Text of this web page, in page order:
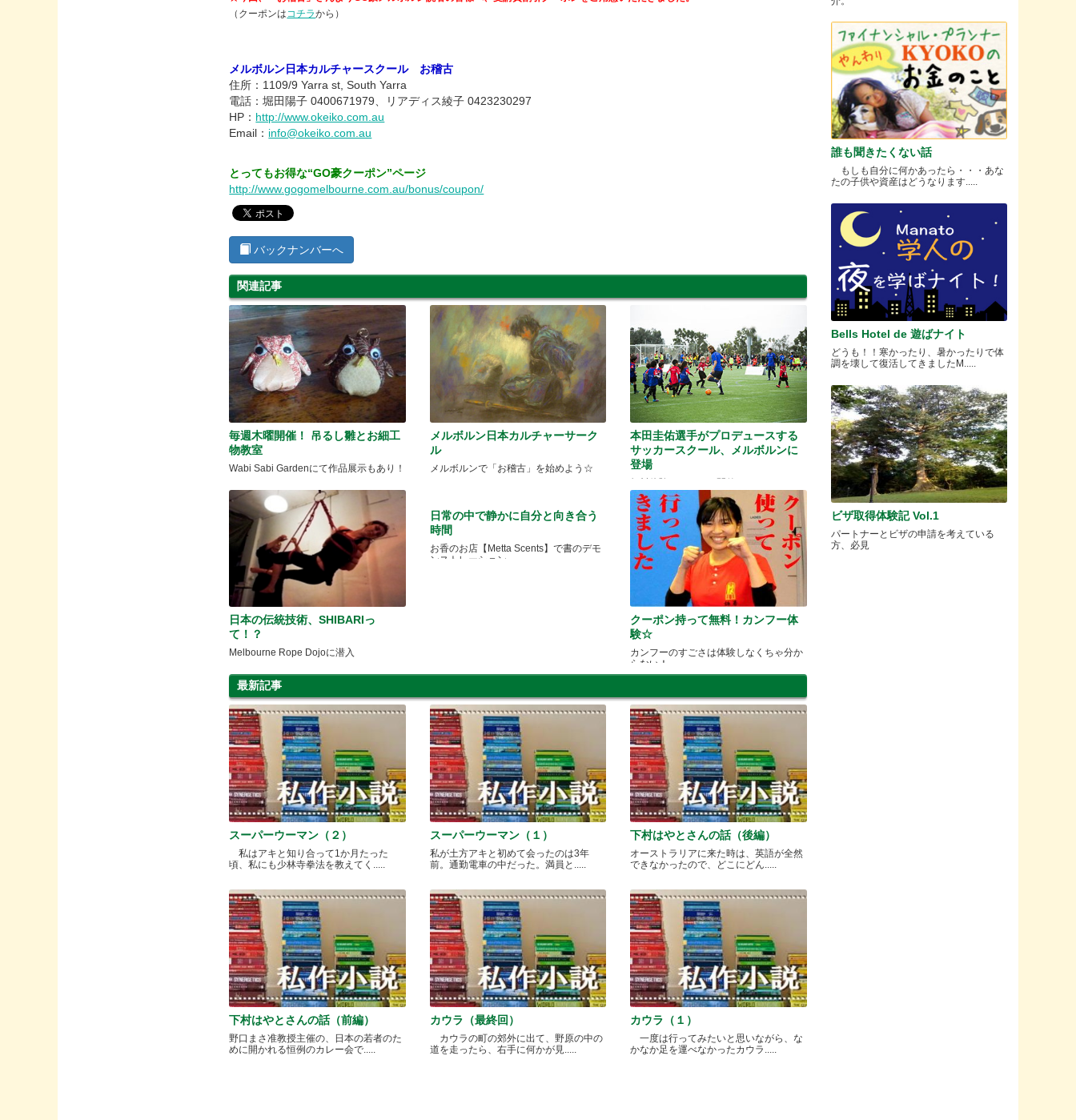
（クーポンは コチラから）
メルボルン日本カルチャースクール お稽古
住所：1109/9 Yarra st, South Yarra
電話：堀田陽子 0400671979、リアディス綾子 0423230297
HP： http://www.okeiko.com.au
Email： info@okeiko.com.au
とってもお得な“GO豪クーポン”ページ
http://www.gogomelbourne.com.au/bonus/coupon/
バックナンバーへ
関連記事
毎週木曜開催！ 吊るし雛とお細工
物教室
Wabi Sabi Gardenにて作品展示もあり！
メルボルン日本カルチャーサーク
ル
メルボルンで「お稽古」を始めよう☆
本田圭佑選手がプロデュースする
サッカースクール、メルボルンに
登場
無料体験スクールを開催します
日本の伝統技術、SHIBARIっ
て！？
Melbourne Rope Dojoに潜入
日常の中で静かに自分と向き合う
時間
お香のお店【Metta Scents】で書のデモ
ンストレーション
クーポン持って無料！カンフー体
験☆
カンフーのすごさは体験しなくちゃ分か
らない！
最新記事
スーパーウーマン（２）
私はアキと知り合って1か月たった
頃、私にも少林寺拳法を教えてく.....
スーパーウーマン（１）
私が土方アキと初めて会ったのは3年
前。通勤電車の中だった。満員と.....
下村はやとさんの話（後編）
オーストラリアに来た時は、英語が全然
できなかったので、どこにどん.....
下村はやとさんの話（前編）
野口まさ准教授主催の、日本の若者のた
めに開かれる恒例のカレー会で.....
カウラ（最終回）
カウラの町の郊外に出て、野原の中の
道を走ったら、右手に何かが見.....
カウラ（１）
一度は行ってみたいと思いながら、な
かなか足を運べなかったカウラ.....
誰も聞きたくない話
もしも自分に何かあったら・・・あな
たの子供や資産はどうなります.....
Bells Hotel de 遊ばナイト
どうも！！寒かったり、暑かったりで体
調を壊して復活してきましたM.....
ビザ取得体験記 Vol.1
パートナーとビザの申請を考えている
方、必見